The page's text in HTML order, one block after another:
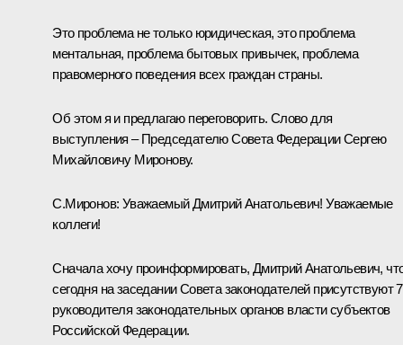
Это проблема не только юридическая, это проблема
ментальная, проблема бытовых привычек, проблема
правомерного поведения всех граждан страны.
Об этом я и предлагаю переговорить. Слово для
выступления – Председателю Совета Федерации Сергею
Михайловичу Миронову.
С.Миронов: Уважаемый Дмитрий Анатольевич! Уважаемые
коллеги!
Сначала хочу проинформировать, Дмитрий Анатольевич,
сегодня на заседании Совета законодателей присутствуют
руководителя законодательных органов власти субъектов
Российской Федерации.